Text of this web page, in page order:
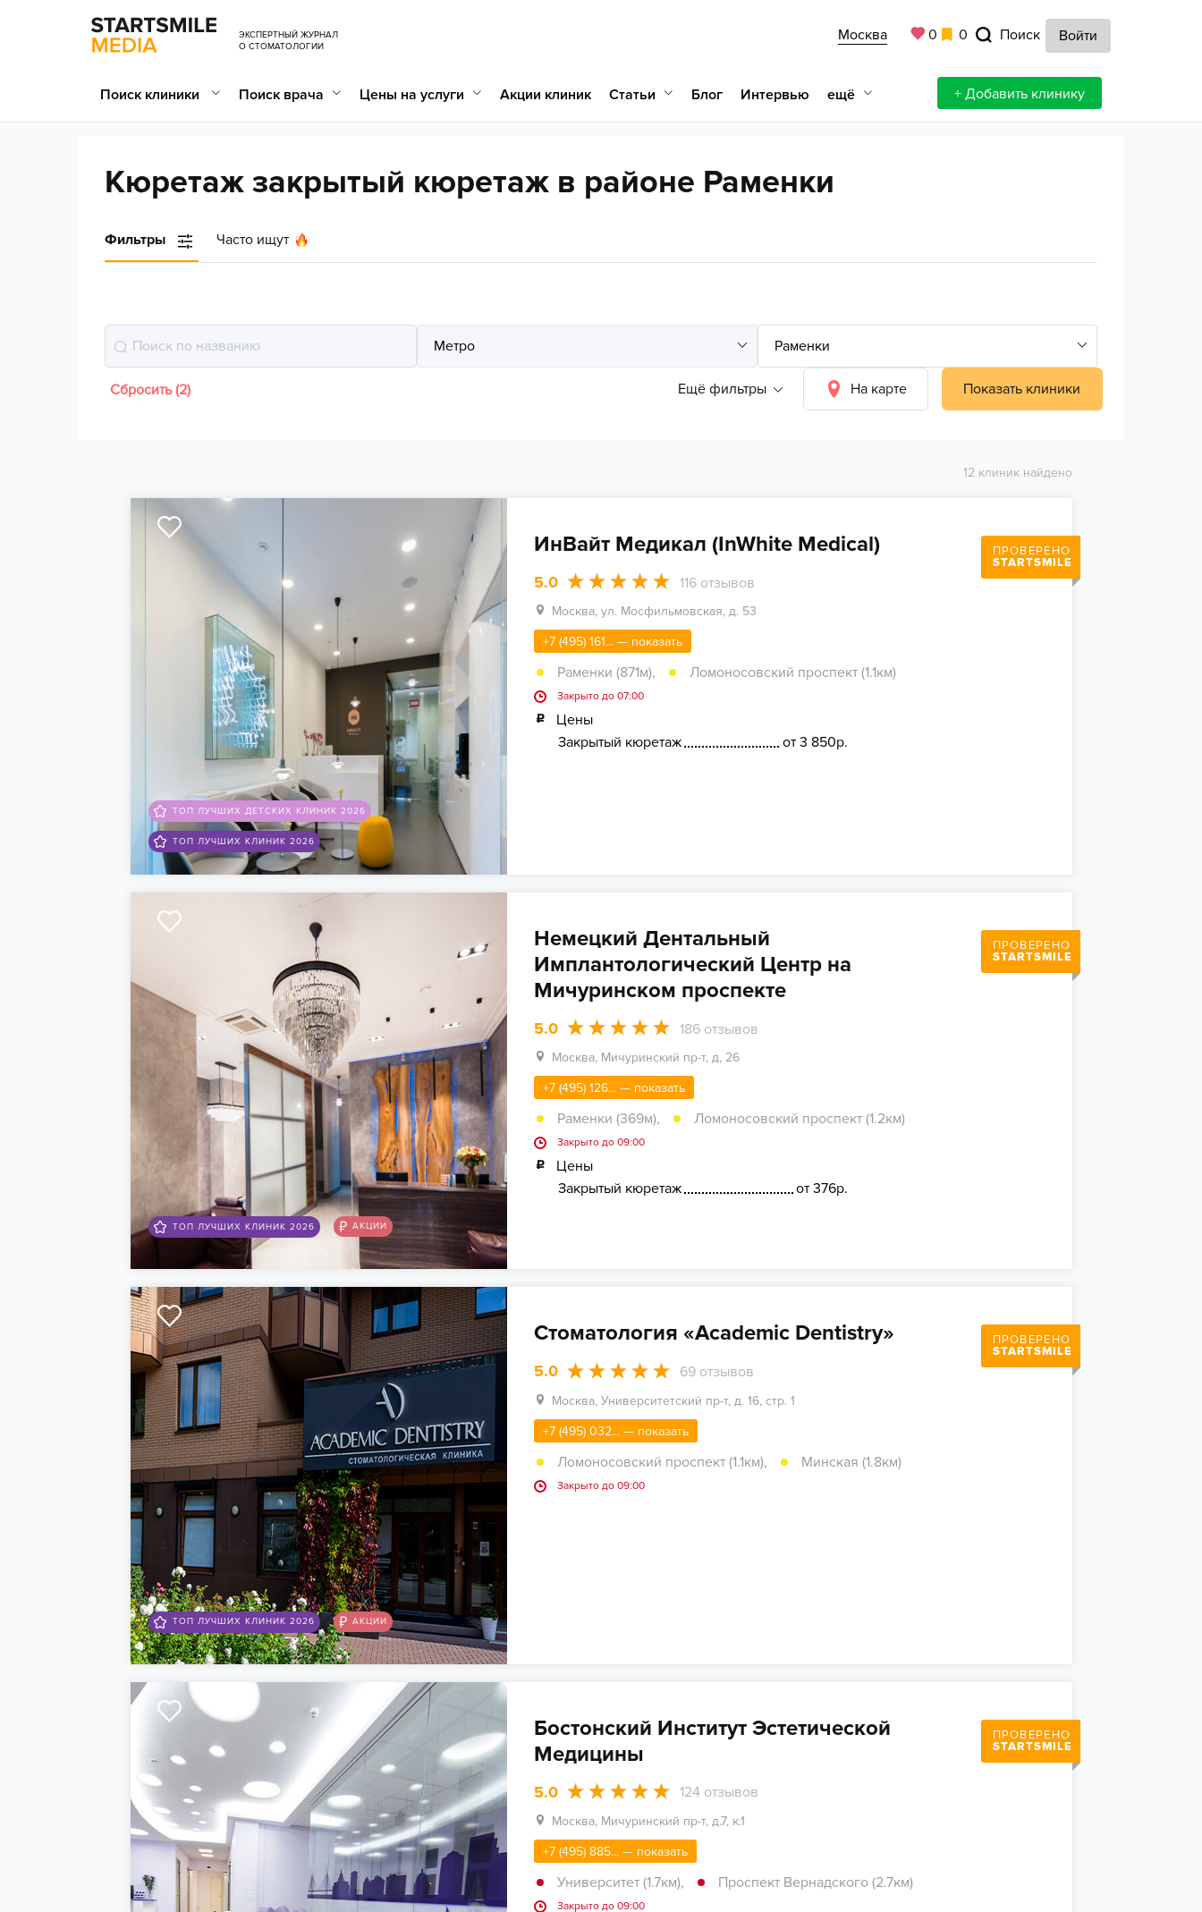
ЭКСПЕРТНЫЙ ЖУРНАЛ
О СТОМАТОЛОГИИ
Москва 0 0 Поиск Войти
Поиск клиники Поиск врача Цены на услуги Акции клиник Статьи Блог Интервью ещё + Добавить клинику
Кюретаж закрытый кюретаж в районе Раменки
Фильтры Часто ищут
Ещё фильтры На карте Показать клиники
Сбросить (2)
12 клиник найдено
ТОП ЛУЧШИХ ДЕТСКИХ КЛИНИК 2026
ТОП ЛУЧШИХ КЛИНИК 2026
ПРОВЕРЕНО
STARTSMILE
ИнВайт Медикал (InWhite Medical)
5.0 116отзывов
Москва, ул. Мосфильмовская, д. 53
+7 (495) 161... — показать
Раменки (871м), Ломоносовский проспект (1.1км)
Закрыто до 07:00
Цены
Закрытый кюретаж
от 3 850р.
ТОП ЛУЧШИХ КЛИНИК 2026 АКЦИИ
ПРОВЕРЕНО
STARTSMILE
Немецкий Дентальный
Имплантологический Центр на
Мичуринском проспекте
5.0 186отзывов
Москва, Мичуринский пр-т, д, 26
+7 (495) 126... — показать
Раменки (369м), Ломоносовский проспект (1.2км)
Закрыто до 09:00
Цены
Закрытый кюретаж
от 376р.
ТОП ЛУЧШИХ КЛИНИК 2026 АКЦИИ
ПРОВЕРЕНО
STARTSMILE
Стоматология «Academic Dentistry»
5.0 69отзывов
Москва, Университетский пр-т, д. 16, стр. 1
+7 (495) 032... — показать
Ломоносовский проспект (1.1км), Минская (1.8км)
Закрыто до 09:00
ПРОВЕРЕНО
STARTSMILE
Бостонский Институт Эстетической
Медицины
5.0 124отзывов
Москва, Мичуринский пр-т, д.7, к.1
+7 (495) 885... — показать
Университет (1.7км), Проспект Вернадского (2.7км)
Закрыто до 09:00